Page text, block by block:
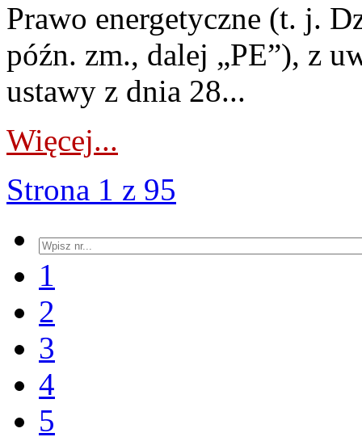
Prawo energetyczne (t. j.
późn. zm., dalej „PE”), z
ustawy z dnia 28...
Więcej...
Strona 1 z 95
1
2
3
4
5